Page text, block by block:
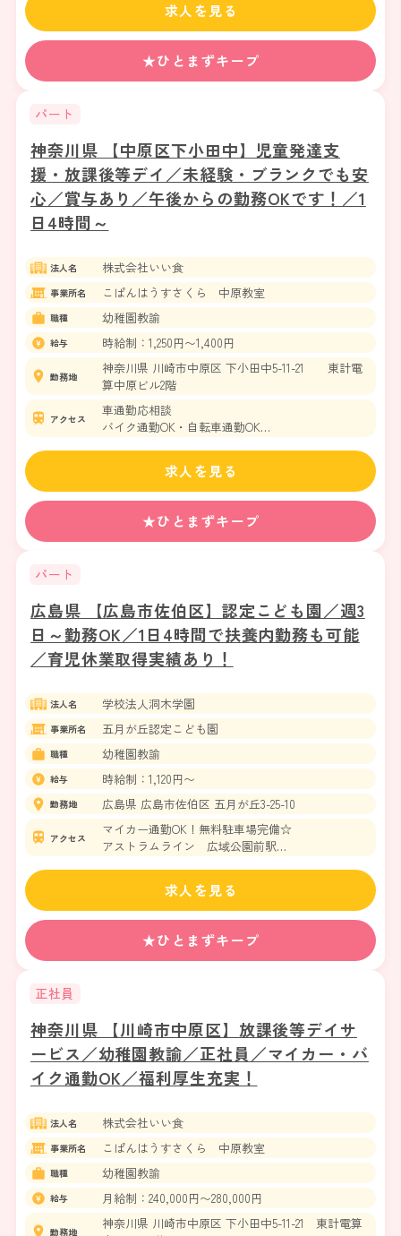
★ひとまずキープ
求人を見る
パート
神奈川県 【中原区下小田中】児童発達支
援・放課後等デイ／未経験・ブランクでも安
心／賞与あり／午後からの勤務OKです！／1
日4時間～
法人名 株式会社いい食
事業所名 こぱんはうすさくら 中原教室
職種 幼稚園教諭
給与 時給制：1,250円〜1,400円
勤務地
神奈川県 川崎市中原区 下小田中5-11-21 東計電
算中原ビル2階
アクセス
車通勤応相談
バイク通勤OK・自転車通勤OK
JR南武線 武蔵新城駅
★ひとまずキープ
求人を見る
パート
広島県 【広島市佐伯区】認定こども園／週3
日～勤務OK／1日4時間で扶養内勤務も可能
／育児休業取得実績あり！
法人名 学校法人洞木学園
事業所名 五月が丘認定こども園
職種 幼稚園教諭
給与 時給制：1,120円〜
勤務地 広島県 広島市佐伯区 五月が丘3-25-10
アクセス
マイカー通勤OK！無料駐車場完備☆
アストラムライン 広域公園前駅
★ひとまずキープ
求人を見る
正社員
神奈川県 【川崎市中原区】放課後等デイサ
ービス／幼稚園教諭／正社員／マイカー・バ
イク通勤OK／福利厚生充実！
法人名 株式会社いい食
事業所名 こぱんはうすさくら 中原教室
職種 幼稚園教諭
給与 月給制：240,000円〜280,000円
勤務地
神奈川県 川崎市中原区 下小田中5-11-21 東計電算